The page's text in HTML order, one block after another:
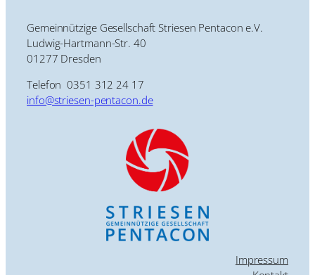
Gemeinnützige Gesellschaft Striesen Pentacon e.V.
Ludwig-Hartmann-Str. 40
01277 Dresden
Telefon 0351 312 24 17
info@striesen-pentacon.de
Impressum